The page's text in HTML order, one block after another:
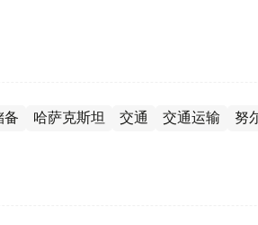
备 哈萨克斯坦 交通 交通运输 努